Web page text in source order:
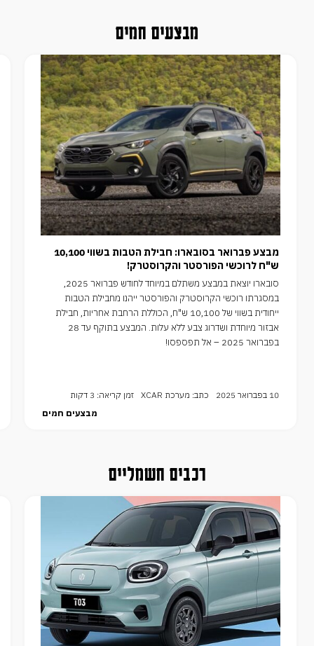
מבצעים חמים
מבצע פברואר בסובארו: חבילת הטבות בשווי 10,100
ש"ח לרוכשי הפורסטר והקרוסטרק!
סובארו יוצאת במבצע משתלם במיוחד לחודש פברואר 2025,
במסגרתו רוכשי הקרוסטרק והפורסטר ייהנו מחבילת הטבות
ייחודית בשווי של 10,100 ש"ח, הכוללת הרחבת אחריות, חבילת
אבזור מיוחדת ושדרוג צבע ללא עלות. המבצע בתוקף עד 28
בפברואר 2025 – אל תפספסו!
10 בפברואר 2025 כתב: מערכת XCAR
זמן קריאה: 3 דקות
מבצעים חמים
רכבים חשמליים